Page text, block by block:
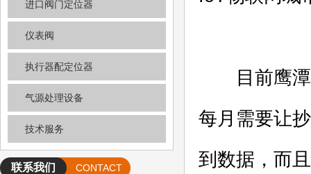
进口阀门定位器
仪表阀
执行器配定位器
气源处理设备
技术服务
联系我们 CONTACT
目前鹰潭
每月需要让
到数据，而